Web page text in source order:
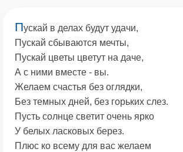
Пускай в делах будут удачи,
Пускай сбываются мечты,
Пускай цветы цветут на даче,
А с ними вместе - вы.
Желаем счастья без оглядки,
Без темных дней, без горьких слез.
Пусть солнце светит очень ярко
У белых ласковых берез.
Плюс ко всему для вас желаем